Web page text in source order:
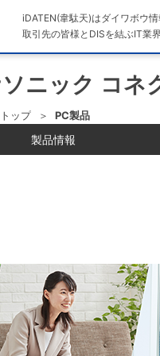
iDATEN(韋駄天)はダイワボウ情
取引先の皆様とDISを結ぶIT業
ニック コネ
ップ PC製品
製品情報